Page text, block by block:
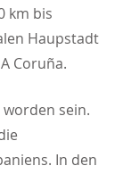
km bis
Haupstadt
Coruña.
sein.
In den